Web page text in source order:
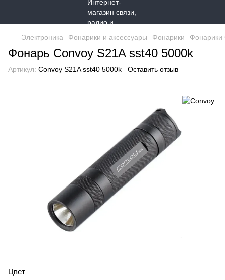
Электроника Фонарики и аксессуары Фонарики Фонарики
Фонарь Convoy S21A sst40 5000k
Артикул: Convoy S21A sst40 5000k Оставить отзыв
Цвет